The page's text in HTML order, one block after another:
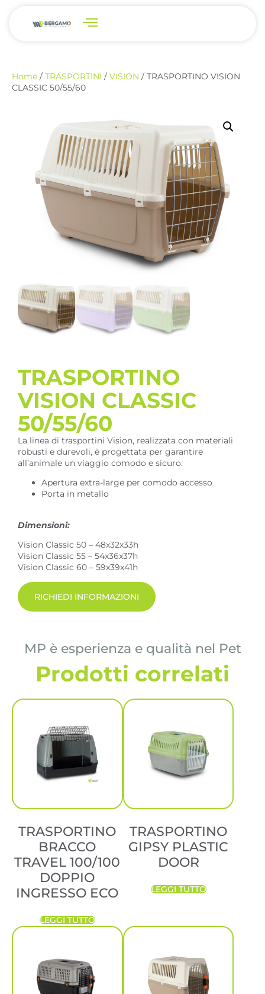
Home / TRASPORTINI / VISION / TRASPORTINO VISION
CLASSIC 50/55/60
TRASPORTINO
VISION CLASSIC
50/55/60
La linea di trasportini Vision, realizzata con materiali
robusti e durevoli, è progettata per garantire
all’animale un viaggio comodo e sicuro.
Apertura extra-large per comodo accesso
Porta in metallo
Dimensioni:
Vision Classic 50 – 48x32x33h
Vision Classic 55 – 54x36x37h
Vision Classic 60 – 59x39x41h
RICHIEDI INFORMAZIONI
MP è esperienza e qualità nel Pet
Prodotti correlati
TRASPORTINO
BRACCO
TRAVEL 100/100
DOPPIO
INGRESSO ECO
LEGGI TUTTO
TRASPORTINO
GIPSY PLASTIC
DOOR
LEGGI TUTTO